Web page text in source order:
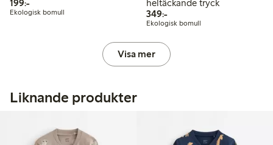
199:-
Ekologisk bomull
heltäckande tryck
349:-349,00 kr
Ekologisk bomull
Visa mer
Liknande produkter